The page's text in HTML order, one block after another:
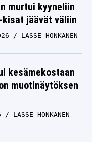
murtui kyyneliin
kisat jäävät väliin
LASSE HONKANEN
kesämekostaan
muotinäytöksen
LASSE HONKANEN